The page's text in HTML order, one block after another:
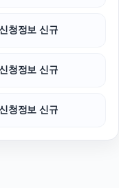
청정보 신규
청정보 신규
청정보 신규